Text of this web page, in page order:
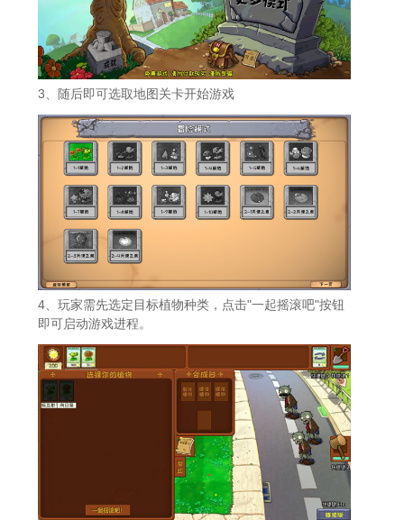
3、随后即可选取地图关卡开始游戏
4、玩家需先选定目标植物种类，点击"一起摇滚吧"按钮
即可启动游戏进程。